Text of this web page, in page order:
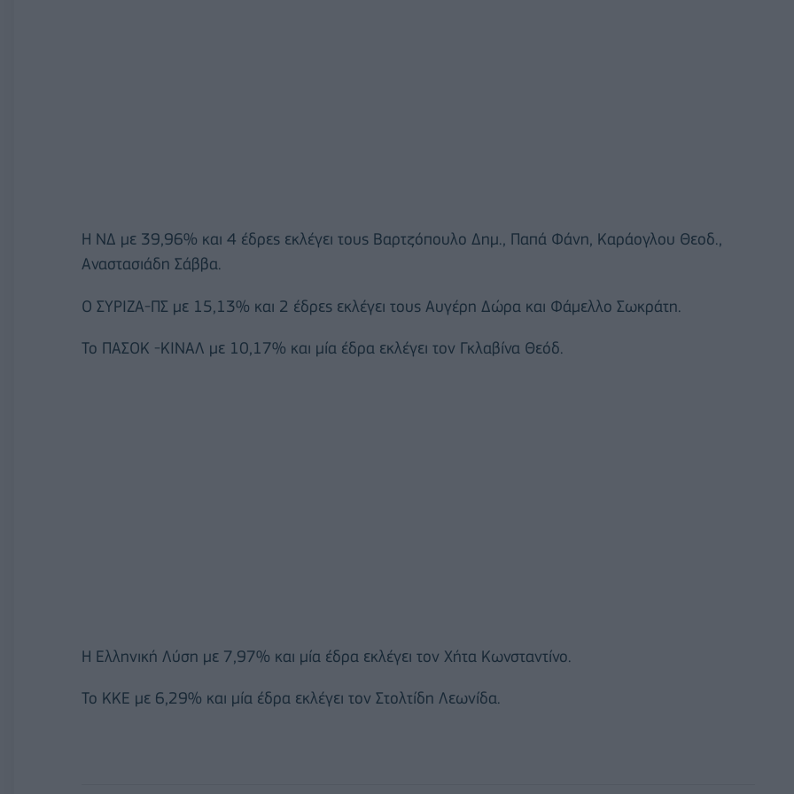
Η ΝΔ με 39,96% και 4 έδρες εκλέγει τους Βαρτζόπουλο Δημ., Παπά Φάνη, Καράογλου Θεοδ.,
Αναστασιάδη Σάββα.
Ο ΣΥΡΙΖΑ-ΠΣ με 15,13% και 2 έδρες εκλέγει τους Αυγέρη Δώρα και Φάμελλο Σωκράτη.
Το ΠΑΣΟΚ -ΚΙΝΑΛ με 10,17% και μία έδρα εκλέγει τον Γκλαβίνα Θεόδ.
Η Ελληνική Λύση με 7,97% και μία έδρα εκλέγει τον Χήτα Κωνσταντίνο.
Το ΚΚΕ με 6,29% και μία έδρα εκλέγει τον Στολτίδη Λεωνίδα.